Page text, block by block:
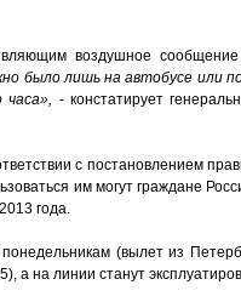
воздушное
было лишь на автобусе или
- констатирует
с постановлением
им могут граждане
года.
(вылет из
а на линии станут